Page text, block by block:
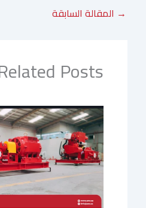
→ المقالة السابقة
Posts